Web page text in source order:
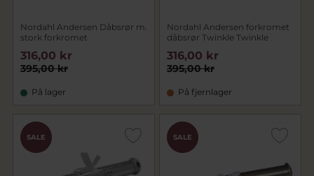
Nordahl Andersen Dåbsrør m.
stork forkromet
395,00 kr
316,00 kr
På lager
Nordahl Andersen forkromet
dåbsrør Twinkle Twinkle
395,00 kr
316,00 kr
På fjernlager
PRIS
SALE
PRIS
SALE